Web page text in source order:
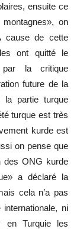
ensuite ce
on
cause de cette
ont quitté le
par la critique
future de la
la partie turque
turque est très
kurde est
on pense que
des ONG kurde
a déclaré la
cela n’a pas
ni
en Turquie les